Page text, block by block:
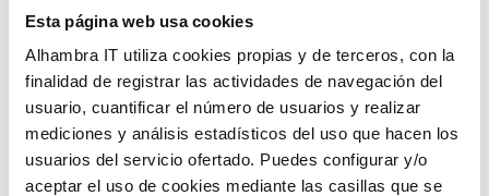
Esta página web usa cookies
Alhambra IT utiliza cookies propias y de terceros, con la
finalidad de registrar las actividades de navegación del
usuario, cuantificar el número de usuarios y realizar
mediciones y análisis estadísticos del uso que hacen los
usuarios del servicio ofertado. Puedes configurar y/o
aceptar el uso de cookies mediante las casillas que se
Más info